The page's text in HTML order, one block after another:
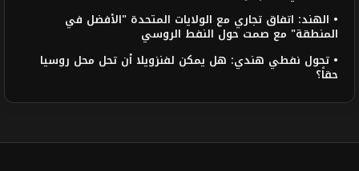
• الهند: اتفاق تجاري مع الولايات المتحدة "الأفضل في
المنطقة" مع صمت حول النفط الروسي
• تحول نفطي هندي: هل يمكن لفنزويلا أن تحل محل روسيا
حقاً؟